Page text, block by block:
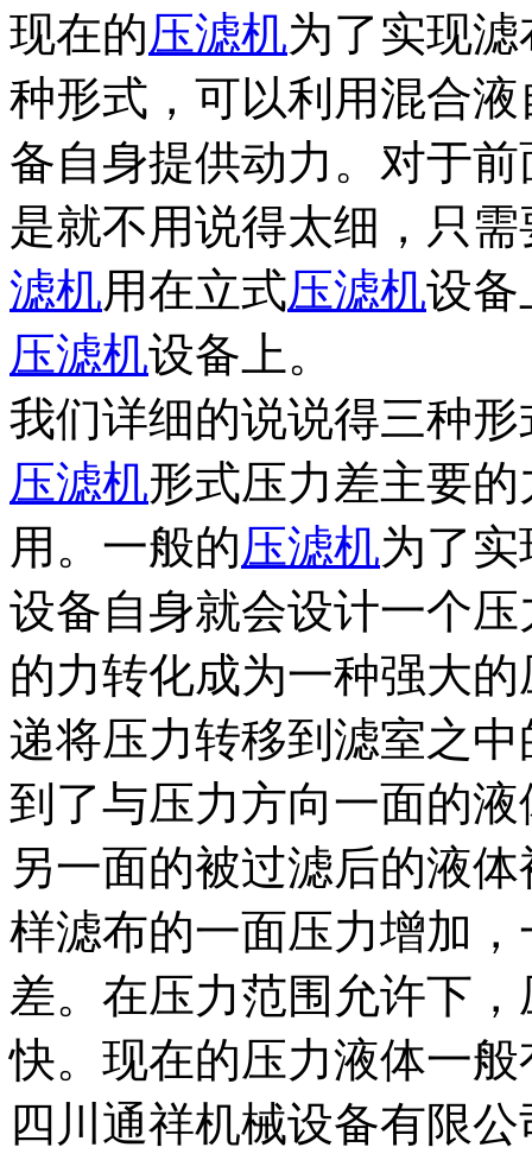
现在的压滤机为了实现
种形式，可以利用混合
备自身提供动力。对于
是就不用说得太细，只
滤机用在立式压滤机设备
压滤机设备上。
我们详细的说说得三种
压滤机形式压力差主要
用。一般的压滤机为了
设备自身就会设计一个
的力转化成为一种强大
递将压力转移到滤室之
到了与压力方向一面的
另一面的被过滤后的液
样滤布的一面压力增加
差。在压力范围允许下
快。现在的压力液体一
四川通祥机械设备有限公